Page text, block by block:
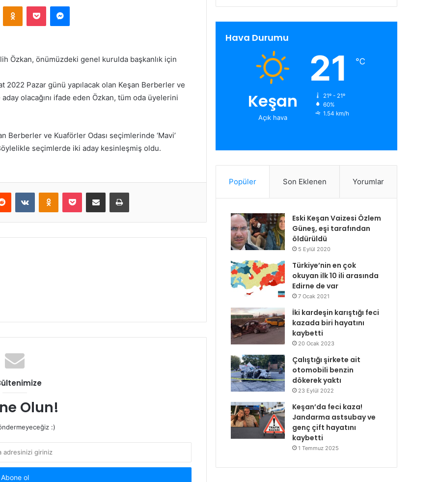
Odnoklassniki
Pocket Messenger
Özkan, önümüzdeki genel kurulda başkanlık için
Pazar günü yapılacak olan Keşan Berberler ve
olacağını ifade eden Özkan, tüm oda üyelerini
Berberler ve Kuaförler Odası seçimlerinde ‘Mavi’
seçimlerde iki aday kesinleşmiş oldu.
Reddit VKontakteOdnoklassniki
Pocket E-Posta ile paylaş Yazdır
Olun!
:)
Hava Durumu
Keşan
Açık hava
21 ℃
21º - 21º
60%
1.54 km/h
Popüler Son Eklenen Yorumlar
Eski Keşan Vaizesi Özlem
Güneş, eşi tarafından
öldürüldü
5 Eylül 2020
Türkiye’nin en çok
okuyan ilk 10 ili arasında
Edirne de var
7 Ocak 2021
İki kardeşin karıştığı feci
kazada biri hayatını
kaybetti
20 Ocak 2023
Çalıştığı şirkete ait
otomobili benzin
dökerek yaktı
23 Eylül 2022
Keşan’da feci kaza!
Jandarma astsubay ve
genç çift hayatını
kaybetti
1 Temmuz 2025